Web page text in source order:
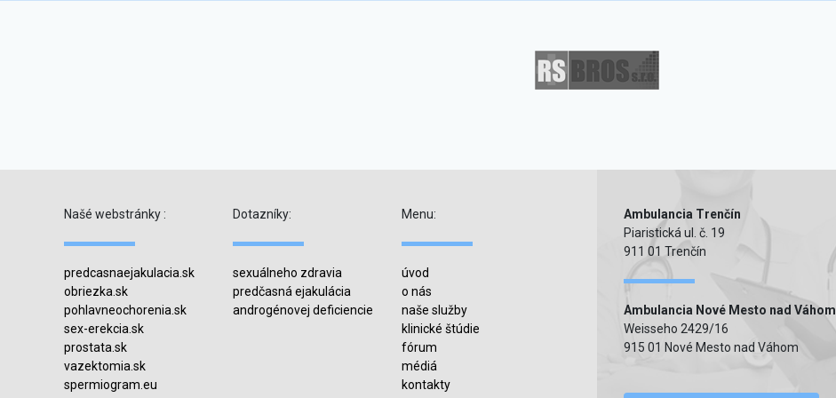
Našé webstránky :
predcasnaejakulacia.sk
obriezka.sk
pohlavneochorenia.sk
sex-erekcia.sk
prostata.sk
vazektomia.sk
spermiogram.eu
Dotazníky:
sexuálneho zdravia
predčasná ejakulácia
androgénovej deficiencie
Menu:
úvod
o nás
naše služby
klinické štúdie
fórum
médiá
kontakty
Ambulancia Trenčín
Piaristická ul. č. 19
911 01 Trenčín
Ambulancia Nové Mesto nad Váhom
Weisseho 2429/16
915 01 Nové Mesto nad Váhom